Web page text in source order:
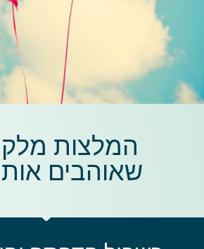
המלצות
שאוהבים